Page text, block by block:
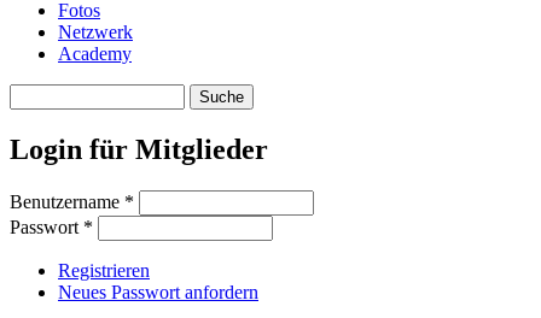
Fotos
Netzwerk
Academy
Login für Mitglieder
Benutzername *
Passwort *
Registrieren
Neues Passwort anfordern